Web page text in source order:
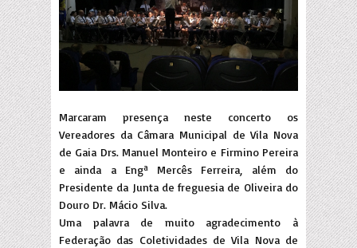
Marcaram presença neste concerto os
Vereadores da Câmara Municipal de Vila Nova
de Gaia Drs. Manuel Monteiro e Firmino Pereira
e ainda a Engª Mercês Ferreira, além do
Presidente da Junta de freguesia de Oliveira do
Douro Dr. Mácio Silva.
Uma palavra de muito agradecimento à
Federação das Coletividades de Vila Nova de